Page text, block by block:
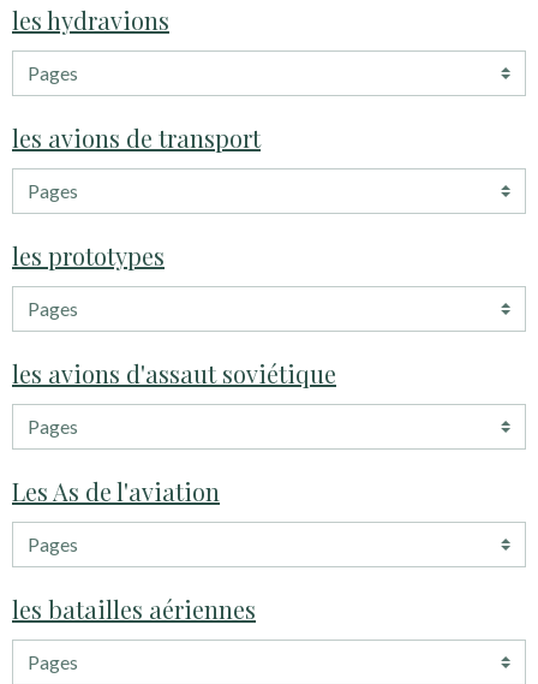
les hydravions
les avions de transport
les prototypes
les avions d'assaut soviétique
Les As de l'aviation
les batailles aériennes